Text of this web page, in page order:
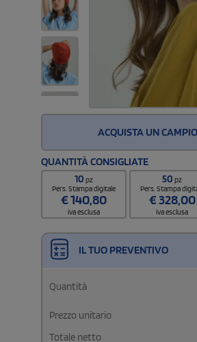
ACQUISTA UN
QUANTITÀ CONSIGLIATE
10pz
Pers. Stampa digitale
€140,80
iva esclusa
50pz
Pers. Stampa
€328,00
iva esclusa
IL TUO PREVENTIVO
Quantità
Prezzo unitario
Totale netto